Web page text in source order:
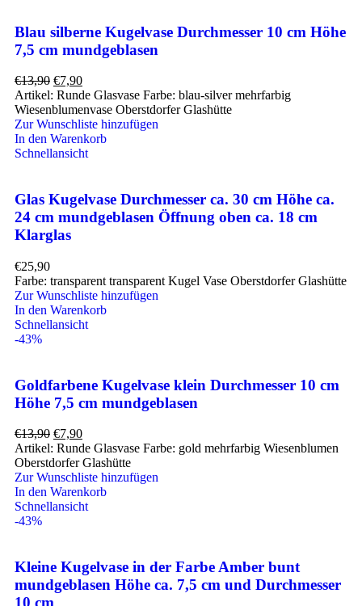
Blau silberne Kugelvase Durchmesser 10 cm Höhe
7,5 cm mundgeblasen
€13,90 €7,90
Artikel: Runde Glasvase Farbe: blau-silver mehrfarbig
Wiesenblumenvase Oberstdorfer Glashütte
Zur Wunschliste hinzufügen
In den Warenkorb
Schnellansicht
Glas Kugelvase Durchmesser ca. 30 cm Höhe ca.
24 cm mundgeblasen Öffnung oben ca. 18 cm
Klarglas
€25,90
Farbe: transparent transparent Kugel Vase Oberstdorfer Glashütte
Zur Wunschliste hinzufügen
In den Warenkorb
Schnellansicht
-43%
Goldfarbene Kugelvase klein Durchmesser 10 cm
Höhe 7,5 cm mundgeblasen
€13,90 €7,90
Artikel: Runde Glasvase Farbe: gold mehrfarbig Wiesenblumen
Oberstdorfer Glashütte
Zur Wunschliste hinzufügen
In den Warenkorb
Schnellansicht
-43%
Kleine Kugelvase in der Farbe Amber bunt
mundgeblasen Höhe ca. 7,5 cm und Durchmesser
10 cm